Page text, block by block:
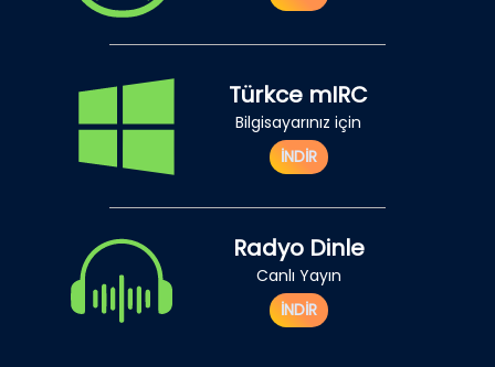
Türkce mIRC
Bilgisayarınız için
İNDİR
Radyo Dinle
Canlı Yayın
İNDİR